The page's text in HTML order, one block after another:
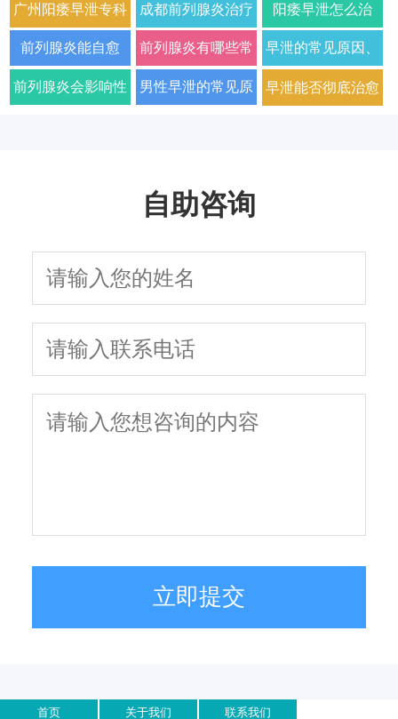
广州阳痿早泄专科
门诊哪家好正规男
科医院排名
成都前列腺炎治疗
哪家男科医院好
2026年口碑推荐
阳痿早泄怎么治
疗？2026年男科专
家详解病因与科学
前列腺炎能自愈
吗？2026年科学治
前列腺炎有哪些常
见症状以及如何科
早泄的常见原因、
症状及改善方法全
前列腺炎会影响性 男性早泄的常见原 早泄能否彻底治愈
自助咨询
立即提交
首页 关于我们 联系我们